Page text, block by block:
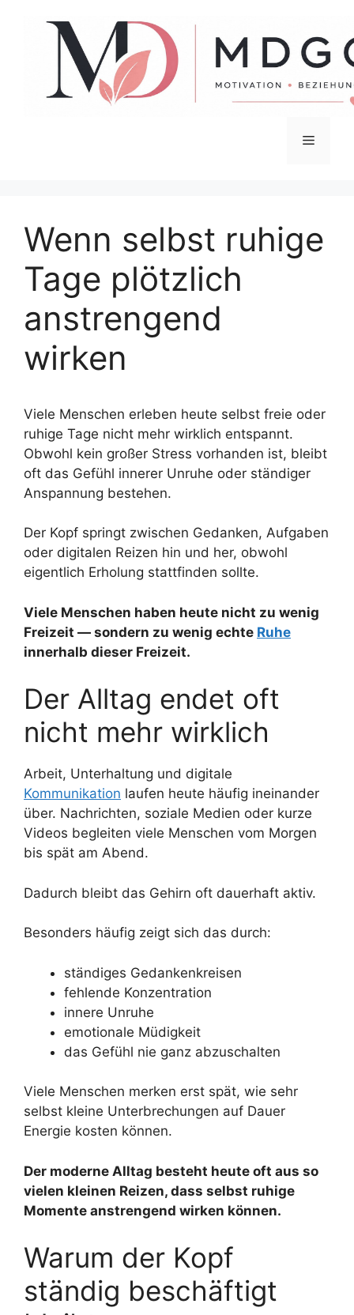
Menü
Wenn selbst ruhige
Tage plötzlich
anstrengend
wirken
Viele Menschen erleben heute selbst freie oder
ruhige Tage nicht mehr wirklich entspannt.
Obwohl kein großer Stress vorhanden ist, bleibt
oft das Gefühl innerer Unruhe oder ständiger
Anspannung bestehen.
Der Kopf springt zwischen Gedanken, Aufgaben
oder digitalen Reizen hin und her, obwohl
eigentlich Erholung stattfinden sollte.
Viele Menschen haben heute nicht zu wenig
Freizeit — sondern zu wenig echte Ruhe
innerhalb dieser Freizeit.
Der Alltag endet oft
nicht mehr wirklich
Arbeit, Unterhaltung und digitale
Kommunikation laufen heute häufig ineinander
über. Nachrichten, soziale Medien oder kurze
Videos begleiten viele Menschen vom Morgen
bis spät am Abend.
Dadurch bleibt das Gehirn oft dauerhaft aktiv.
Besonders häufig zeigt sich das durch:
ständiges Gedankenkreisen
fehlende Konzentration
innere Unruhe
emotionale Müdigkeit
das Gefühl nie ganz abzuschalten
Viele Menschen merken erst spät, wie sehr
selbst kleine Unterbrechungen auf Dauer
Energie kosten können.
Der moderne Alltag besteht heute oft aus so
vielen kleinen Reizen, dass selbst ruhige
Momente anstrengend wirken können.
Warum der Kopf
ständig beschäftigt